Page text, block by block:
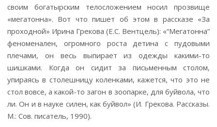
своим богатырским телосложением носил прозвище
«мегатонна». Вот что пишет об этом в рассказе «За
проходной» Ирина Грекова (Е.С. Вентцель): «“Мегатонна”
феноменален, огромного роста детина с пудовыми
плечами, он весь выпирает из одежды какими-то
шишками. Когда он сидит за письменным столом,
упираясь в столешницу коленками, кажется, что это не
стол вовсе, а какой-то загон в зоопарке, для буйвола, что
ли. Он и в науке силен, как буйвол» (И. Грекова. Рассказы.
М.: Сов. писатель, 1990).